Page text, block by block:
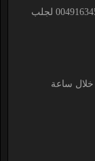
الشيخ الروحاني جلب الحبيب و خلال ساعة 00491634511222 لجلب